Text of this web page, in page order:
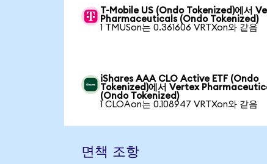
T-Mobile US (Ondo Tokenized)에서
Pharmaceuticals (Ondo Tokenized)
1 TMUSon는 0.361606 VRTXon와 같음
iShares AAA CLO Active ETF (Ondo
Tokenized)에서 Vertex
(Ondo Tokenized)
1 CLOAon는 0.108947 VRTXon와 같음
면책 조항